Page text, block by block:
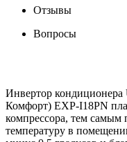
Отзывы
Вопросы
Инвертор
Комфорт) EXP-I18PN
компрессора, тем самым
температуру в